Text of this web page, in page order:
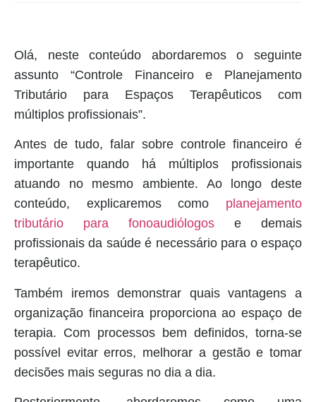
Olá, neste conteúdo abordaremos o seguinte
assunto “Controle Financeiro e Planejamento
Tributário para Espaços Terapêuticos com
múltiplos profissionais”.
Antes de tudo, falar sobre controle financeiro é
importante quando há múltiplos profissionais
atuando no mesmo ambiente. Ao longo deste
conteúdo, explicaremos como planejamento
tributário para fonoaudiólogos e demais
profissionais da saúde é necessário para o espaço
terapêutico.
Também iremos demonstrar quais vantagens a
organização financeira proporciona ao espaço de
terapia. Com processos bem definidos, torna-se
possível evitar erros, melhorar a gestão e tomar
decisões mais seguras no dia a dia.